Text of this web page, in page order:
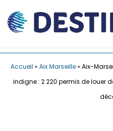
Accueil » Aix Marseille» Aix-
indigne : 2 220 permis de louer